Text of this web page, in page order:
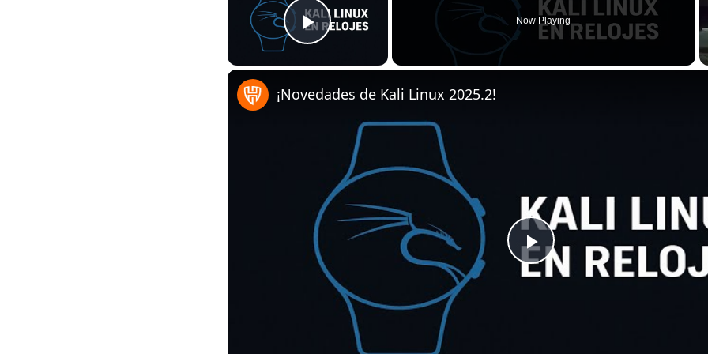
Play Video
Now Playing
Play Video
¡Novedades de Kali Linux 2025.2!